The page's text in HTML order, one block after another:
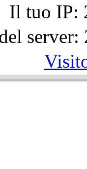
Il tuo IP: